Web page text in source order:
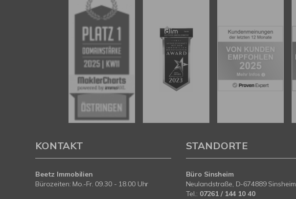
KONTAKT
Beetz Immobilien
Bürozeiten: Mo.-Fr. 09.30 - 18.00 Uhr
STANDORTE
Büro Sinsheim
Neulandstraße, D-674889 Sinsheim
Tel.: 07261 / 144 10 40